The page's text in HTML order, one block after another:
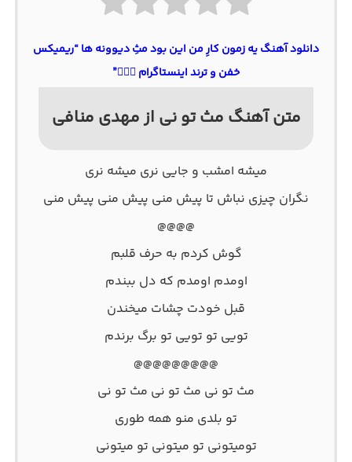
دانلود آهنگ یه زمون کارِ من این بود مثِ دیوونه ها “ریمیکس
خفن و ترند اینستاگرام ❤️‍🔥🎵”
متن آهنگ مث تو نی از مهدی منافی
میشه امشب و جایی نری میشه نری
نگران چیزی نباش تا پیش منی پیش منی پیش منی
@@@@
گوش کردم به حرف قلبم
اومدم اومدم که دل ببندم
قبل خودت چشات میخندن
تویی تو تویی تو برگ برندم
@@@@@@@@@
مث‌ تو نی مث تو نی مث‌ تو‌ نی
تو بلدی منو همه طوری
تو‌میتونی تو میتونی تو‌ میتونی